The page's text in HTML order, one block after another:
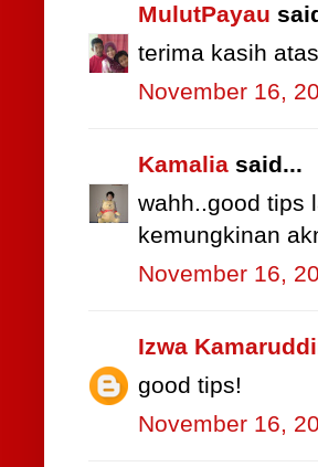
MulutPayau
terima kasih
November 16,
Kamalia said...
wahh..good tips
kemungkinan
November 16,
Izwa
good tips!
November 16,